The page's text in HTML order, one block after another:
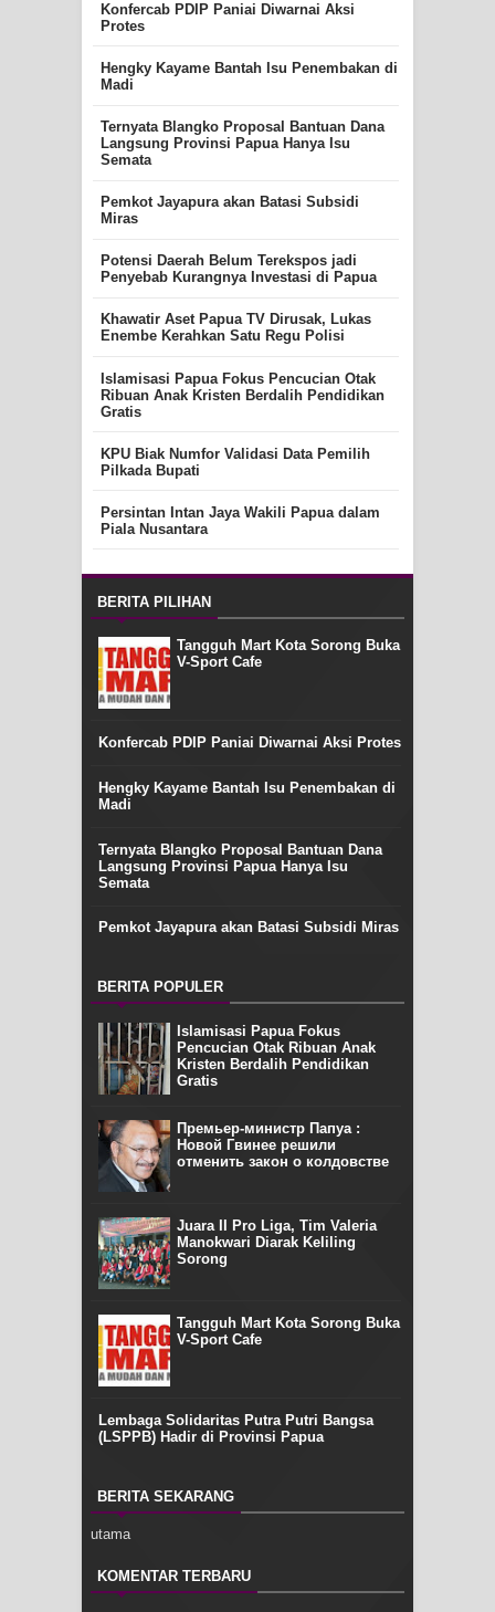
Konfercab PDIP Paniai Diwarnai Aksi
Protes
Hengky Kayame Bantah Isu Penembakan di
Madi
Ternyata Blangko Proposal Bantuan Dana
Langsung Provinsi Papua Hanya Isu
Semata
Pemkot Jayapura akan Batasi Subsidi
Miras
Potensi Daerah Belum Terekspos jadi
Penyebab Kurangnya Investasi di Papua
Khawatir Aset Papua TV Dirusak, Lukas
Enembe Kerahkan Satu Regu Polisi
Islamisasi Papua Fokus Pencucian Otak
Ribuan Anak Kristen Berdalih Pendidikan
Gratis
KPU Biak Numfor Validasi Data Pemilih
Pilkada Bupati
Persintan Intan Jaya Wakili Papua dalam
Piala Nusantara
BERITA PILIHAN
Tangguh Mart Kota Sorong Buka
V-Sport Cafe
Konfercab PDIP Paniai Diwarnai Aksi Protes
Hengky Kayame Bantah Isu Penembakan di
Madi
Ternyata Blangko Proposal Bantuan Dana
Langsung Provinsi Papua Hanya Isu
Semata
Pemkot Jayapura akan Batasi Subsidi Miras
BERITA POPULER
Islamisasi Papua Fokus
Pencucian Otak Ribuan Anak
Kristen Berdalih Pendidikan
Gratis
Премьер-министр Папуа :
Новой Гвинее решили
отменить закон о колдовстве
Juara II Pro Liga, Tim Valeria
Manokwari Diarak Keliling
Sorong
Tangguh Mart Kota Sorong Buka
V-Sport Cafe
Lembaga Solidaritas Putra Putri Bangsa
(LSPPB) Hadir di Provinsi Papua
BERITA SEKARANG
utama
KOMENTAR TERBARU